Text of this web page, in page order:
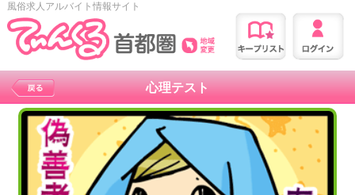
風俗求人アルバイト情報サイト
心理テスト